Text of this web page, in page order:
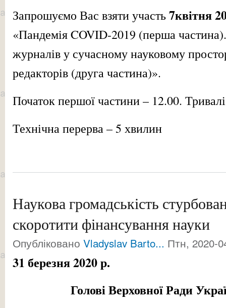
Запрошуємо Вас взяти участь7квітня
«Пандемія COVID-2019 (перша
журналів у сучасному науковому
редакторів (друга частина)».
Початок першої частини – 12.00.
Технічна перерва – 5 хвилин
Наукова громадськість
скоротити фінансування науки
Опубліковано Vladyslav Barto... Птн, 2020-
31 березня 2020 р.
Голові Верховної Ради